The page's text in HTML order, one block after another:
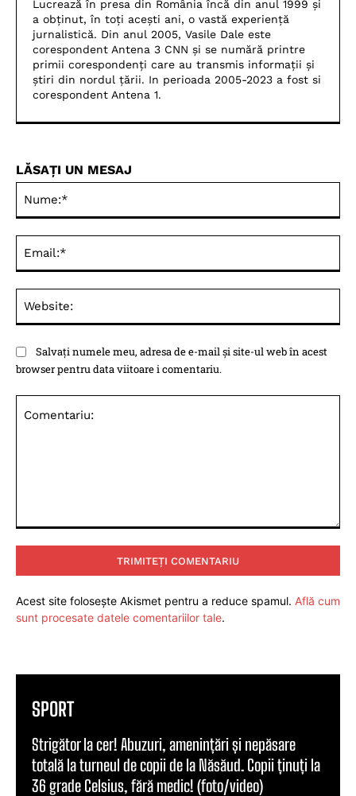
Lucrează în presa din România încă din anul 1999 și
a obținut, în toți acești ani, o vastă experiență
jurnalistică. Din anul 2005, Vasile Dale este
corespondent Antena 3 CNN și se numără printre
primii corespondenți care au transmis informații și
știri din nordul țării. In perioada 2005-2023 a fost si
corespondent Antena 1.
LĂSAȚI UN MESAJ
Salvați numele meu, adresa de e-mail și site-ul web în acest
browser pentru data viitoare i comentariu.
Acest site folosește Akismet pentru a reduce spamul. Află cum
sunt procesate datele comentariilor tale.
SPORT
Strigător la cer! Abuzuri, amenințări și nepăsare
totală la turneul de copii de la Năsăud. Copii ținuți la
36 grade Celsius, fără medic! (foto/video)